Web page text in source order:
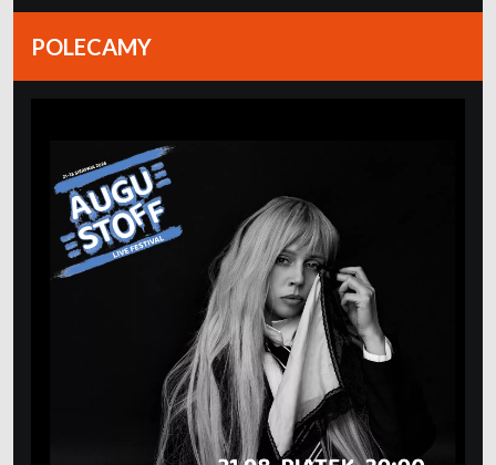
POLECAMY